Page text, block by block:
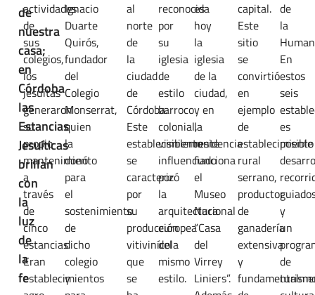
de
nuestra
casa;
en
Córdoba
las
Estancias
Jesuíticas
brillan
con
la
luz
de
la
fe
actividades
de
sus
colegios,
los
jesuitas
generaron
su
propio
mantenimiento
a
través
de
cinco
estancias.
Eran
establecimientos
Ignacio
Duarte
Quirós,
fundador
del
Colegio
Monserrat,
quien
la
donó
para
el
sostenimiento
de
dicho
colegio
y
al
norte
de
la
ciudad
de
Córdoba.
Este
establecimiento
se
caracterizó
por
su
producción
vitivinícola
que
se
reconocida
por
su
iglesia
de
estilo
barroco
colonial,
visiblemente
influenciado
por
la
arquitectura
europea
del
mismo
estilo.
es
hoy
la
iglesia
de la
ciudad,
y en
la
residencia
funciona
el
Museo
Nacional
“Casa
del
Virrey
Liniers”.
capital.
Este
sitio
se
convirtió
en
ejemplo
de
establecimiento
rural
serrano,
productor
de
ganadería
extensiva
y
de
la
En
estos
seis
es
posible
y
un
de